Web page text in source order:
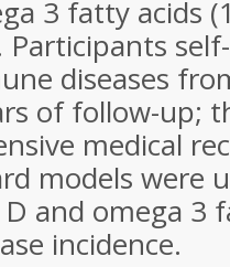
3 fatty acids
Participants
diseases
of follow-up;
medical
models were
and omega 3
incidence.